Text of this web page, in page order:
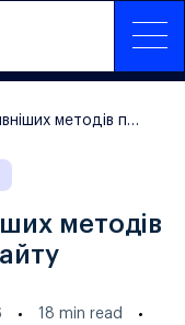
ТОП-10 найефективніших методів просування сайту
методів
18 min read